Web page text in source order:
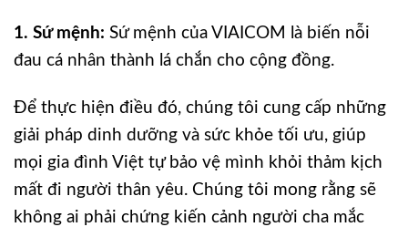
1. Sứ mệnh: Sứ mệnh của VIAICOM là biến nỗi
đau cá nhân thành lá chắn cho cộng đồng.
Để thực hiện điều đó, chúng tôi cung cấp những
giải pháp dinh dưỡng và sức khỏe tối ưu, giúp
mọi gia đình Việt tự bảo vệ mình khỏi thảm kịch
mất đi người thân yêu. Chúng tôi mong rằng sẽ
không ai phải chứng kiến cảnh người cha mắc